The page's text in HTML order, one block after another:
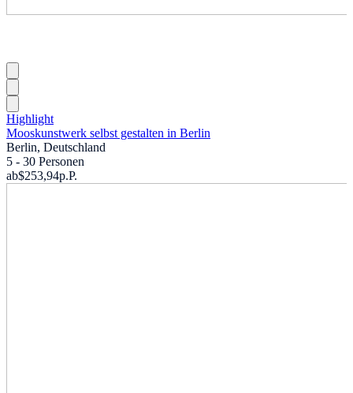
Highlight
Mooskunstwerk selbst gestalten in Berlin
Berlin, Deutschland
5 - 30 Personen
ab$253,94p.P.